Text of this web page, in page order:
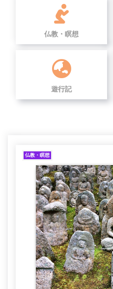
仏教・瞑想
遊行記
仏教・瞑想